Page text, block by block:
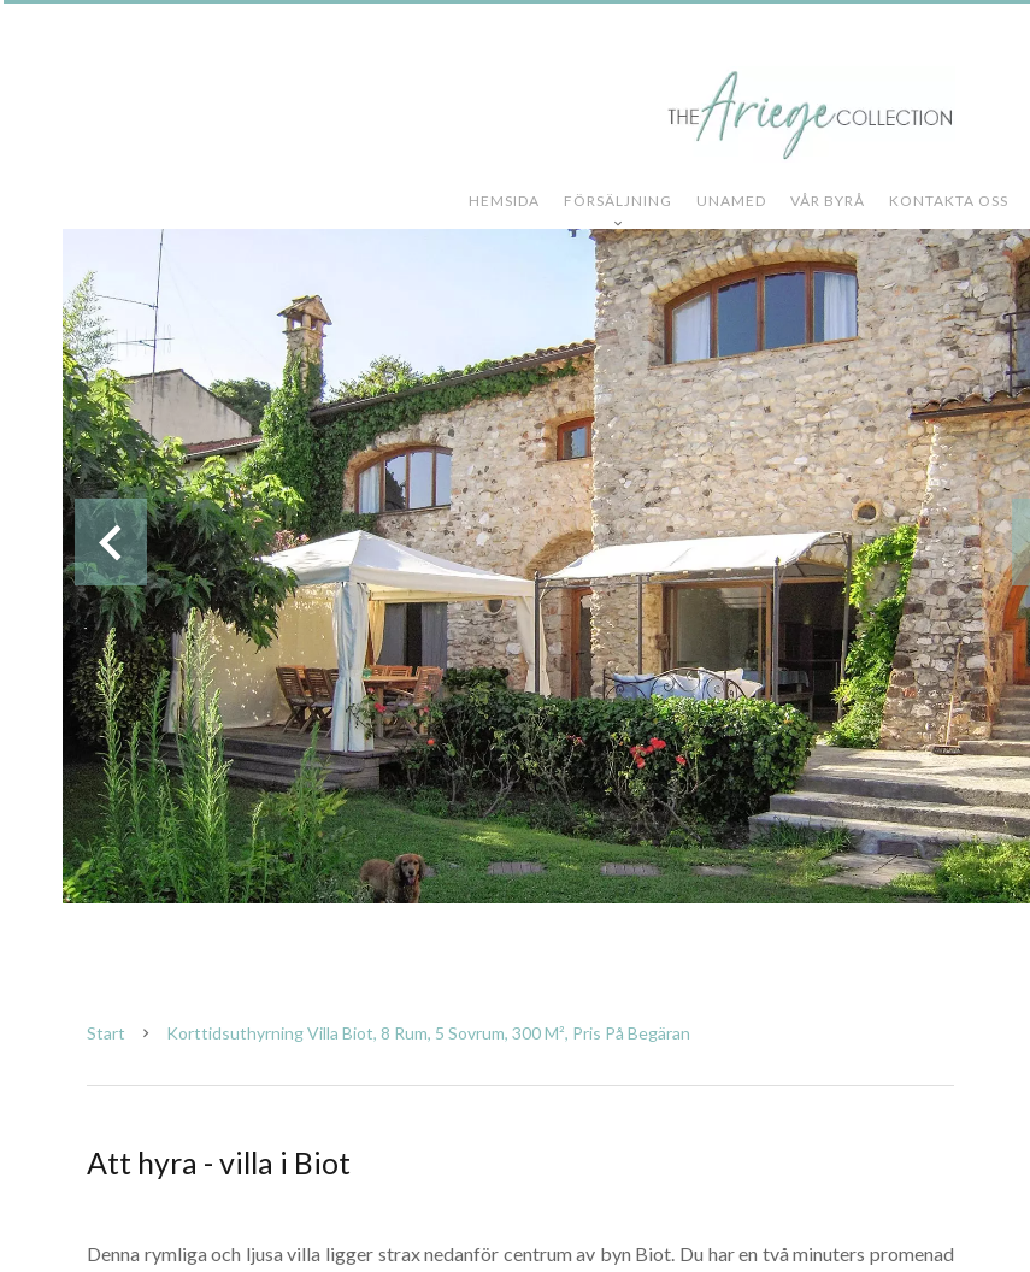
HEMSIDA FÖRSÄLJNING UNAMED VÅR BYRÅ KONTAKTA OSS
Start Korttidsuthyrning Villa Biot, 8 Rum, 5 Sovrum, 300 M², Pris På Begäran
Att hyra - villa i Biot
Denna rymliga och ljusa villa ligger strax nedanför centrum av byn Biot. Du har en två minuters promenad